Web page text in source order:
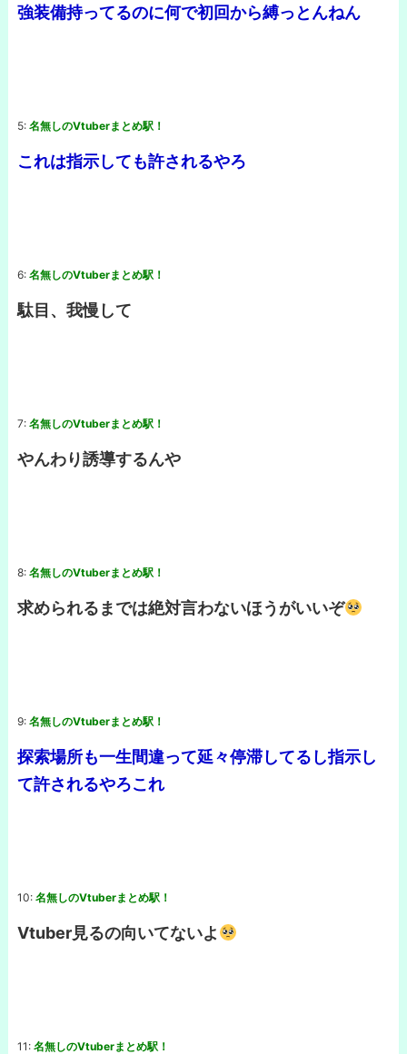
強装備持ってるのに何で初回から縛っとんねん
5: 名無しのVtuberまとめ駅！
これは指示しても許されるやろ
6: 名無しのVtuberまとめ駅！
駄目、我慢して
7: 名無しのVtuberまとめ駅！
やんわり誘導するんや
8: 名無しのVtuberまとめ駅！
求められるまでは絶対言わないほうがいいぞ
9: 名無しのVtuberまとめ駅！
探索場所も一生間違って延々停滞してるし指示し
て許されるやろこれ
10: 名無しのVtuberまとめ駅！
Vtuber見るの向いてないよ
11: 名無しのVtuberまとめ駅！